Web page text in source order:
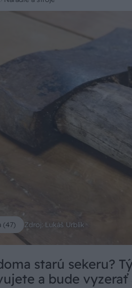
(47) Zdroj: Lukáš Urblík
starú sekeru?
a bude vyzerať